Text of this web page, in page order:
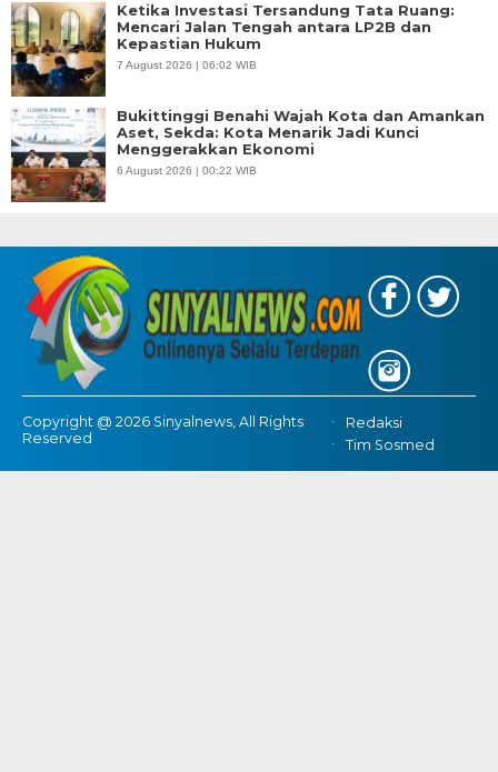
Ketika Investasi Tersandung Tata Ruang:
Mencari Jalan Tengah antara LP2B dan
Kepastian Hukum
7 August 2026 | 06:02 WIB
Bukittinggi Benahi Wajah Kota dan Amankan
Aset, Sekda: Kota Menarik Jadi Kunci
Menggerakkan Ekonomi
6 August 2026 | 00:22 WIB
Copyright @ 2026 Sinyalnews, All Rights
Reserved
Redaksi
Tim Sosmed